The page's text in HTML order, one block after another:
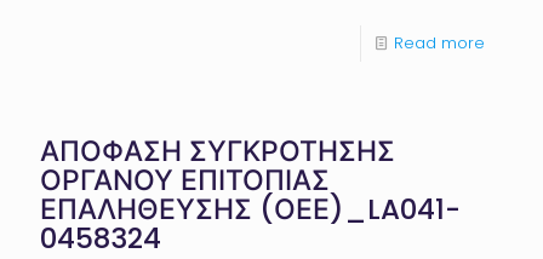
Read more
ΑΠΟΦΑΣΗ ΣΥΓΚΡΟΤΗΣΗΣ
ΟΡΓΑΝΟΥ ΕΠΙΤΟΠΙΑΣ
ΕΠΑΛΗΘΕΥΣΗΣ (ΟΕΕ)_LA041-
0458324